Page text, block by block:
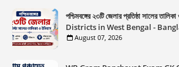
পশ্চিমবঙ্গের ২৩টি জেলার প্রতিষ্ঠা সালের
Districts in West Bengal -
August 07, 2026